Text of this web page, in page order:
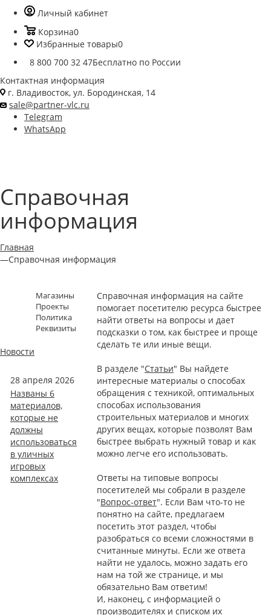
Личный кабинет
Корзина0
Избранные товары0
8 800 700 32 47Бесплатно по России
Контактная информация
г. Владивосток, ул. Бородинская, 14
sale@partner-vlc.ru
Telegram
WhatsApp
Справочная
информация
Главная
—Справочная информация
Справочная информация на сайте
помогает посетителю ресурса быстрее
найти ответы на вопросы и дает
подсказки о том, как быстрее и проще
сделать те или иные вещи.
В разделе "Статьи" Вы найдете
интересные материалы о способах
обращения с техникой, оптимальных
способах использования
строительных материалов и многих
других вещах, которые позволят Вам
быстрее выбрать нужный товар и как
можно легче его использовать.
Ответы на типовые вопросы
посетителей мы собрали в разделе
"Вопрос-ответ". Если Вам что-то не
понятно на сайте, предлагаем
посетить этот раздел, чтобы
разобраться со всеми сложностями в
считанные минуты. Если же ответа
найти не удалось, можно задать его
нам на той же странице, и мы
обязательно Вам ответим!
И, наконец, с информацией о
производителях и списком их
Магазины
Проекты
Политика
Реквизиты
Новости
28 апреля 2026
Названы 6
материалов,
которые не
должны
использоваться
в уличных
игровых
комплексах